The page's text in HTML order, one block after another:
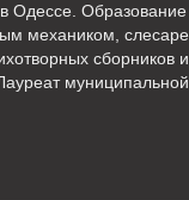
Одессе.
механиком,
сборников